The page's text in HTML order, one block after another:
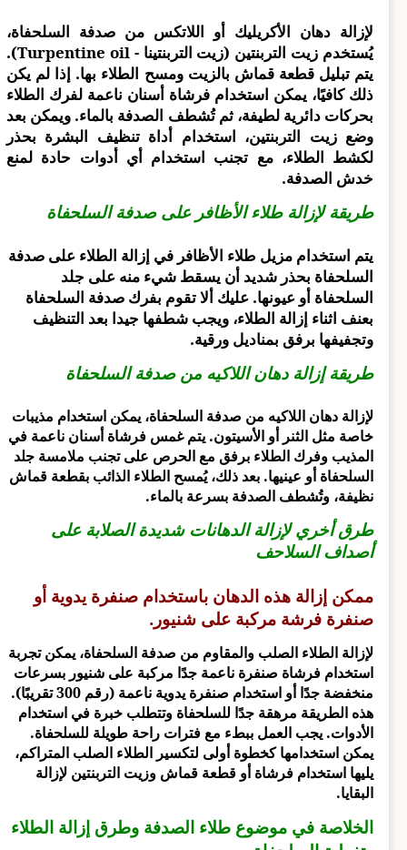
لإزالة دهان الأكريليك أو اللاتكس من صدفة السلحفاة،
يُستخدم زيت التربنتين (زيت التربنتينا - Turpentine oil).
يتم تبليل قطعة قماش بالزيت ومسح الطلاء بها. إذا لم يكن
ذلك كافيًا، يمكن استخدام فرشاة أسنان ناعمة لفرك الطلاء
بحركات دائرية لطيفة، ثم تُشطف الصدفة بالماء. ويمكن بعد
وضع زيت التربنتين، استخدام أداة تنظيف البشرة بحذر
لكشط الطلاء، مع تجنب استخدام أي أدوات حادة لمنع
خدش الصدفة.
طريقة لإزالة طلاء الأظافر على صدفة السلحفاة
يتم استخدام مزيل طلاء الأظافر في إزالة الطلاء على صدفة
السلحفاة بحذر شديد أن يسقط شيء منه على جلد
السلحفاة أو عيونها. عليك ألا تقوم بفرك صدفة السلحفاة
بعنف اثناء إزالة الطلاء، ويجب شطفها جيدا بعد التنظيف
وتجفيفها برفق بمناديل ورقية.
طريقة إزالة دهان اللاكيه من صدفة السلحفاة
لإزالة دهان اللاكيه من صدفة السلحفاة، يمكن استخدام مذيبات
خاصة مثل الثنر أو الأسيتون. يتم غمس فرشاة أسنان ناعمة في
المذيب وفرك الطلاء برفق مع الحرص على تجنب ملامسة جلد
السلحفاة أو عينيها. بعد ذلك، يُمسح الطلاء الذائب بقطعة قماش
نظيفة، وتُشطف الصدفة بسرعة بالماء.
طرق أخري لإزالة الدهانات شديدة الصلابة على
أصداف السلاحف
ممكن إزالة هذه الدهان باستخدام صنفرة يدوية أو
صنفرة فرشة مركبة على شنيور.
لإزالة الطلاء الصلب والمقاوم من صدفة السلحفاة، يمكن تجربة
استخدام فرشاة صنفرة ناعمة جدًا مركبة على شنيور بسرعات
منخفضة جدًا أو استخدام صنفرة يدوية ناعمة (رقم 300 تقريبًا).
هذه الطريقة مرهقة جدًا للسلحفاة وتتطلب خبرة في استخدام
الأدوات. يجب العمل ببطء مع فترات راحة طويلة للسلحفاة.
يمكن استخدامها كخطوة أولى لتكسير الطلاء الصلب المتراكم،
يليها استخدام فرشاة أو قطعة قماش وزيت التربنتين لإزالة
البقايا.
الخلاصة في موضوع طلاء الصدفة وطرق إزالة الطلاء